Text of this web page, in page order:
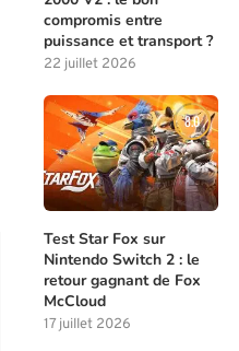
compromis entre
puissance et transport ?
22 juillet 2026
8.0
Test Star Fox sur
Nintendo Switch 2 : le
retour gagnant de Fox
McCloud
17 juillet 2026